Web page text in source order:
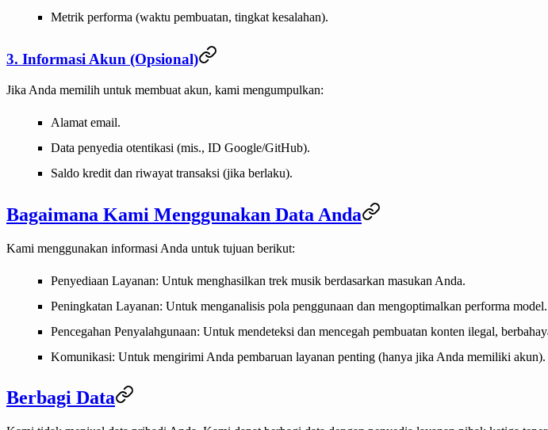
Metrik performa (waktu pembuatan, tingkat kesalahan).
3. Informasi Akun (Opsional)
Jika Anda memilih untuk membuat akun, kami mengumpulkan:
Alamat email.
Data penyedia otentikasi (mis., ID Google/GitHub).
Saldo kredit dan riwayat transaksi (jika berlaku).
Bagaimana Kami Menggunakan Data Anda
Kami menggunakan informasi Anda untuk tujuan berikut:
Penyediaan Layanan: Untuk menghasilkan trek musik berdasarkan masukan Anda.
Peningkatan Layanan: Untuk menganalisis pola penggunaan dan mengoptimalkan performa model.
Pencegahan Penyalahgunaan: Untuk mendeteksi dan mencegah pembuatan konten ilegal,
Komunikasi: Untuk mengirimi Anda pembaruan layanan penting (hanya jika Anda memiliki akun).
Berbagi Data